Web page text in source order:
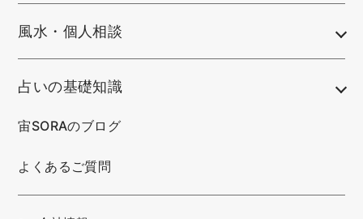
風水・個人相談
占いの基礎知識
宙SORAのブログ
よくあるご質問